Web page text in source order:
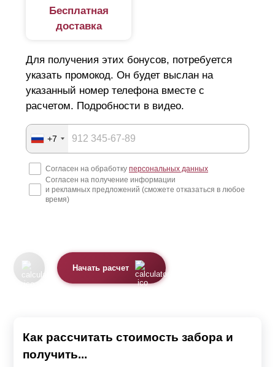
Бесплатная
доставка
Для получения этих бонусов, потребуется
указать промокод. Он будет выслан на
указанный номер телефона вместе с
расчетом. Подробности в видео.
+7
Согласен на обработку персональных данных
Согласен на получение информации
и рекламных предложений (сможете отказаться в любое
время)
Начать расчет
Как рассчитать стоимость забора и
получить...